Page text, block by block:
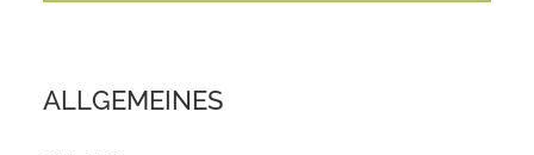
ALLGEMEINES